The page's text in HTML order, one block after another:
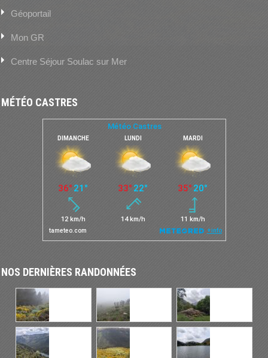
Géoportail
Mon GR
Centre Séjour Soulac sur Mer
MÉTÉO CASTRES
NOS DERNIÈRES RANDONNÉES